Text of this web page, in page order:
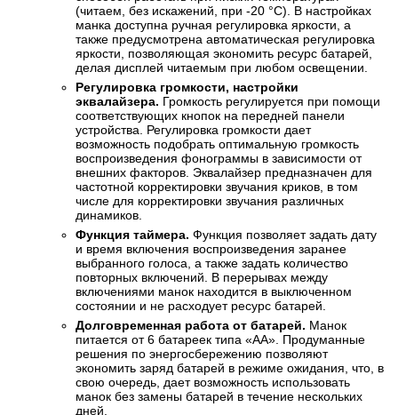
(читаем, без искажений, при -20 °С). В настройках
манка доступна ручная регулировка яркости, а
также предусмотрена автоматическая регулировка
яркости, позволяющая экономить ресурс батарей,
делая дисплей читаемым при любом освещении.
Регулировка громкости, настройки
эквалайзера. Громкость регулируется при помощи
соответствующих кнопок на передней панели
устройства. Регулировка громкости дает
возможность подобрать оптимальную громкость
воспроизведения фонограммы в зависимости от
внешних факторов. Эквалайзер предназначен для
частотной корректировки звучания криков, в том
числе для корректировки звучания различных
динамиков.
Функция таймера. Функция позволяет задать дату
и время включения воспроизведения заранее
выбранного голоса, а также задать количество
повторных включений. В перерывах между
включениями манок находится в выключенном
состоянии и не расходует ресурс батарей.
Долговременная работа от батарей. Манок
питается от 6 батареек типа «АА». Продуманные
решения по энергосбережению позволяют
экономить заряд батарей в режиме ожидания, что, в
свою очередь, дает возможность использовать
манок без замены батарей в течение нескольких
дней.